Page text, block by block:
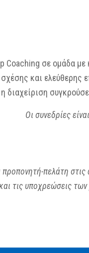
Coaching σε ομάδα
και
διαχείριση
Οι συνεδρίες
πελάτη
τις υποχρεώσεις